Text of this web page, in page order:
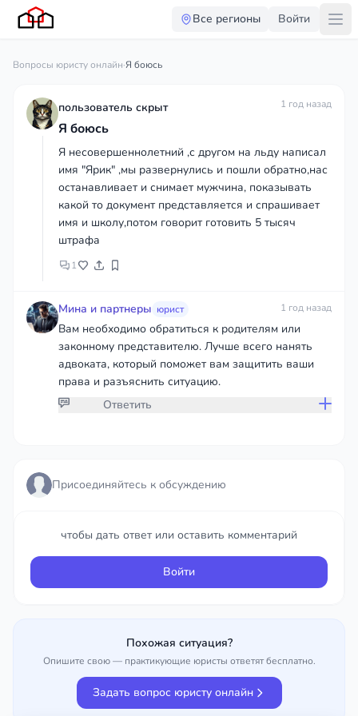
Все регионы Войти
Вопросы юристу онлайн·Я боюсь
пользователь скрыт 1 год назад
Я боюсь
Я несовершеннолетний ,с другом на льду написал
имя "Ярик" ,мы развернулись и пошли обратно,нас
останавливает и снимает мужчина, показывать
какой то документ представляется и спрашивает
имя и школу,потом говорит готовить 5 тысяч
штрафа
1
Мина и партнеры юрист 1 год назад
Вам необходимо обратиться к родителям или
законному представителю. Лучше всего нанять
адвоката, который поможет вам защитить ваши
права и разъяснить ситуацию.
Ответить
Войти
Присоединяйтесь к обсуждению
чтобы дать ответ или оставить комментарий
Войти
Похожая ситуация?
Опишите свою — практикующие юристы ответят бесплатно.
Задать вопрос юристу онлайн